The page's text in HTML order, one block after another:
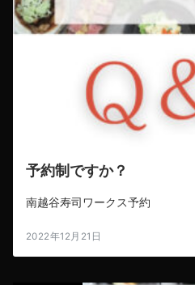
予約制ですか？
南越谷寿司ワークス予約
2022年12月21日